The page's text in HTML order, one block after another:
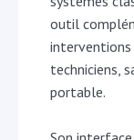
outil
interventions
techniciens,
portable.